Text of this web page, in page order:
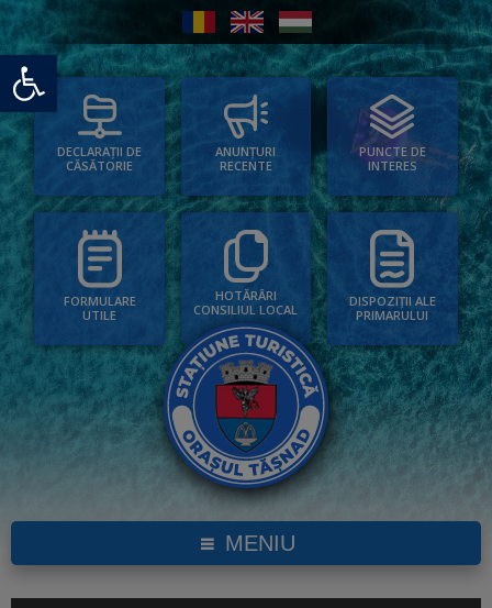
Deschide bara de unelte
DECLARAȚII DE
CĂSĂTORIE
ANUNȚURI
RECENTE
PUNCTE DE
INTERES
FORMULARE
UTILE
HOTĂRÂRI
CONSILIUL LOCAL
DISPOZIȚII ALE
PRIMARULUI
MENIU